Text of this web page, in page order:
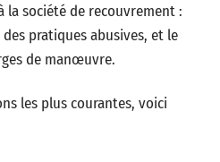
société de recouvrement :
pratiques abusives, et le
de manœuvre.
les plus courantes, voici